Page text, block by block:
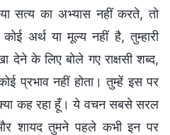
सत्य का अभ्यास नहीं करते, तो
अर्थ या मूल्य नहीं है, तुम्हारी
के लिए बोले गए राक्षसी शब्द,
प्रभाव नहीं होता। तुम्हें इस पर
क्या कह रहा हूँ। ये वचन सबसे सरल
शायद तुमने पहले कभी इन पर